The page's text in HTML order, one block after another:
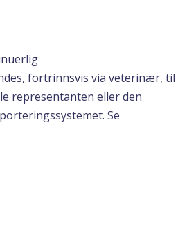
fortrinnsvis via veterinær, til
representanten eller den
Se